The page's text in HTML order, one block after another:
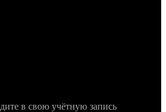
в свою учётную запись